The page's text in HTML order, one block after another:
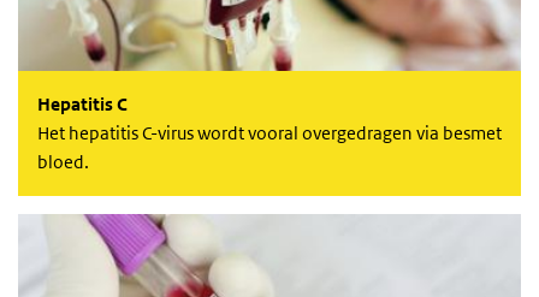
Hepatitis C
Het hepatitis C-virus wordt vooral overgedragen via besmet
bloed.
Hepatitis D